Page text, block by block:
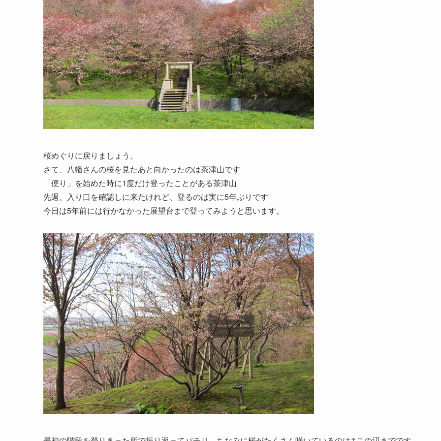
桜めぐりに戻りましょう。
さて、八幡さんの桜を見たあと向かったのは茶津山です
「便り」を始めた時に1度だけ登ったことがある茶津山
先週、入り口を確認しに来たけれど、登るのは実に5年ぶりです
今日は5年前には行かなかった展望台まで登ってみようと思います。